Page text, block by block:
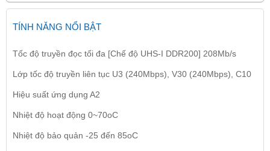
TÍNH NĂNG NỔI BẬT
Tốc độ truyền đọc tối đa [Chế độ UHS-I DDR200] 208Mb/s
Lớp tốc độ truyền liên tục U3 (240Mbps), V30 (240Mbps), C10
Hiệu suất ứng dụng A2
Nhiệt độ hoạt động 0~70oC
Nhiệt độ bảo quản -25 đến 85oC